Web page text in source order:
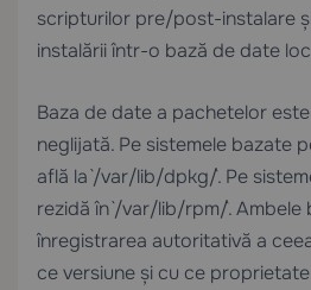
scripturilor pre/post-instalare
instalării într-o bază de date
Baza de date a pachetelor
neglijată. Pe sistemele bazate
află la `/var/lib/dpkg/`. Pe
rezidă în `/var/lib/rpm/`.
înregistrarea autoritativă a
ce versiune și cu ce